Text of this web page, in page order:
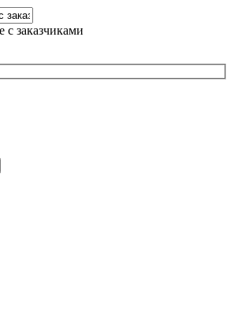
с заказчиками